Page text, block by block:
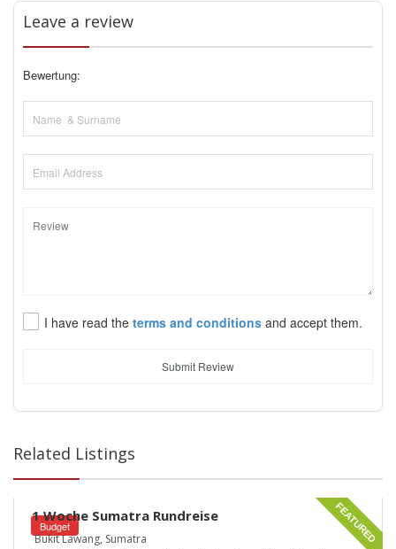
Leave a review
Bewertung:
I have read the terms and conditions and accept them.
Submit Review
Related Listings
FEATURED
Budget
5.0
1 Woche Sumatra Rundreise
Bukit Lawang, Sumatra